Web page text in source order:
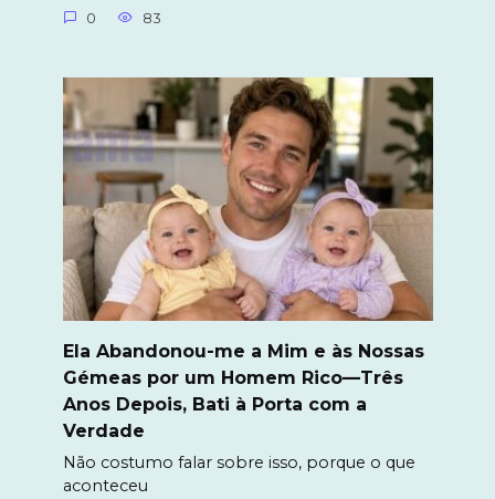
0 83
Ela Abandonou-me a Mim e às Nossas
Gémeas por um Homem Rico—Três
Anos Depois, Bati à Porta com a
Verdade
Não costumo falar sobre isso, porque o que
aconteceu